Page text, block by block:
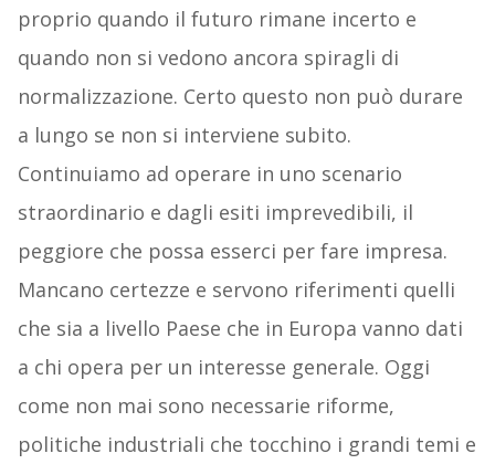
proprio quando il futuro rimane incerto e
quando non si vedono ancora spiragli di
normalizzazione. Certo questo non può durare
a lungo se non si interviene subito.
Continuiamo ad operare in uno scenario
straordinario e dagli esiti imprevedibili, il
peggiore che possa esserci per fare impresa.
Mancano certezze e servono riferimenti quelli
che sia a livello Paese che in Europa vanno dati
a chi opera per un interesse generale. Oggi
come non mai sono necessarie riforme,
politiche industriali che tocchino i grandi temi e